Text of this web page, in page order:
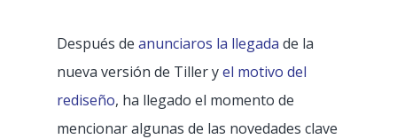
Después de anunciaros la llegada de la
nueva versión de Tiller yel motivo del
rediseño, ha llegado el momento de
mencionar algunas de las novedades clave